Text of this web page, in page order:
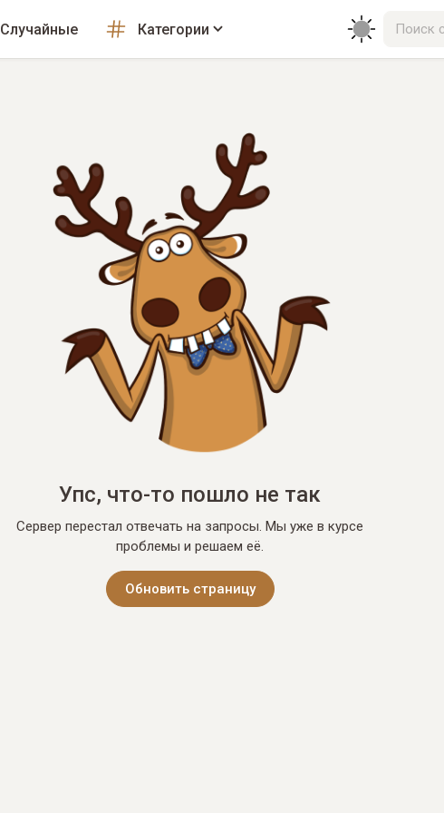
Случайные Категории
Упс, что-то пошло не так
Сервер перестал отвечать на запросы. Мы уже в курсе
проблемы и решаем её.
Обновить страницу